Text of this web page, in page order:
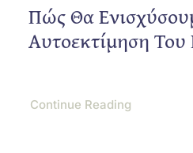
Πώς Θα
Αυτοεκτίμηση
Continue Reading